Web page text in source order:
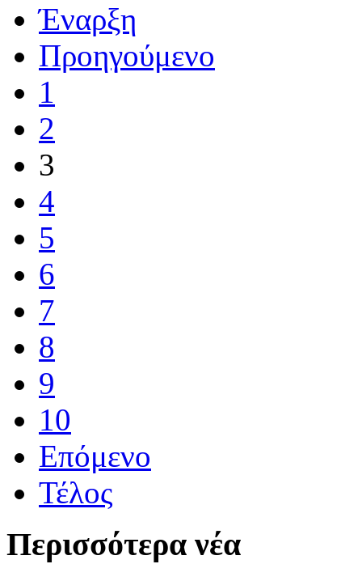
Έναρξη
Προηγούμενο
1
2
3
4
5
6
7
8
9
10
Επόμενο
Τέλος
Περισσότερα νέα